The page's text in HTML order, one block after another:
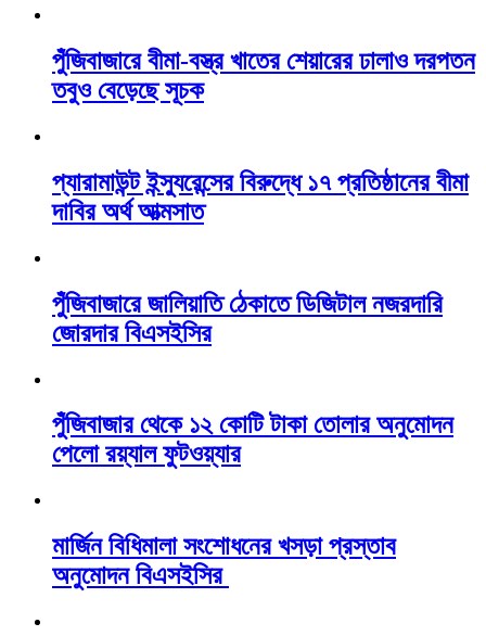
পুঁজিবাজারে বীমা-বস্ত্র খাতের শেয়ারের ঢালাও দরপতন
তবুও বেড়েছে সূচক
প্যারামাউন্ট ইন্স্যুরেন্সের বিরুদ্ধে ১৭ প্রতিষ্ঠানের বীমা
দাবির অর্থ আত্মসাত
পুঁজিবাজারে জালিয়াতি ঠেকাতে ডিজিটাল নজরদারি
জোরদার বিএসইসির
পুঁজিবাজার থেকে ১২ কোটি টাকা তোলার অনুমোদন
পেলো রয়্যাল ফুটওয়্যার
মার্জিন বিধিমালা সংশোধনের খসড়া প্রস্তাব
অনুমোদন বিএসইসির